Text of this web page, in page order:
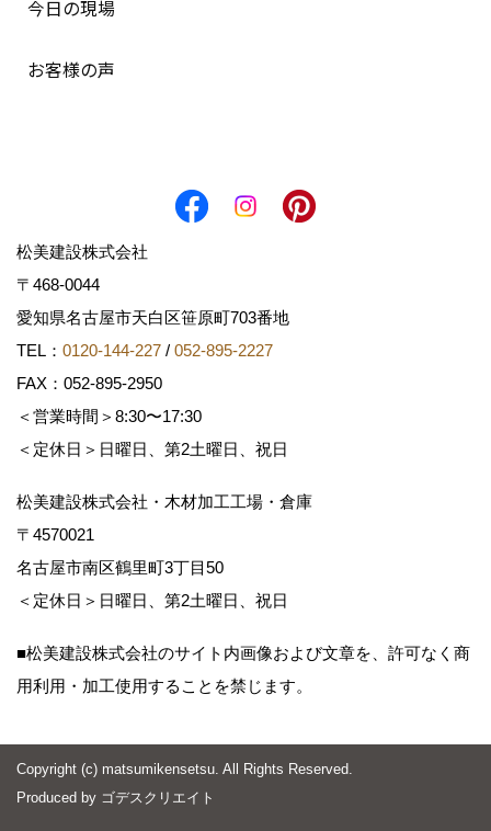
今日の現場
お客様の声
松美建設株式会社
〒468-0044
愛知県名古屋市天白区笹原町703番地
TEL： 0120-144-227 / 052-895-2227
FAX：052-895-2950
＜営業時間＞8:30〜17:30
＜定休日＞日曜日、第2土曜日、祝日
松美建設株式会社・木材加工工場・倉庫
〒4570021
名古屋市南区鶴里町3丁目50
＜定休日＞日曜日、第2土曜日、祝日
■松美建設株式会社のサイト内画像および文章を、許可なく商
用利用・加工使用することを禁じます。
Copyright (c) matsumikensetsu. All Rights Reserved.
Produced by ゴデスクリエイト